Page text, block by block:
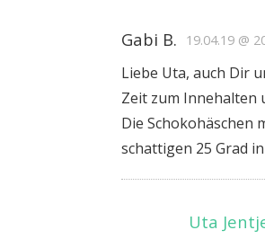
Gabi B. 19.04.19 @
Liebe Uta, auch Dir
Zeit zum Innehalten
Die Schokohäschen
schattigen 25 Grad
Uta